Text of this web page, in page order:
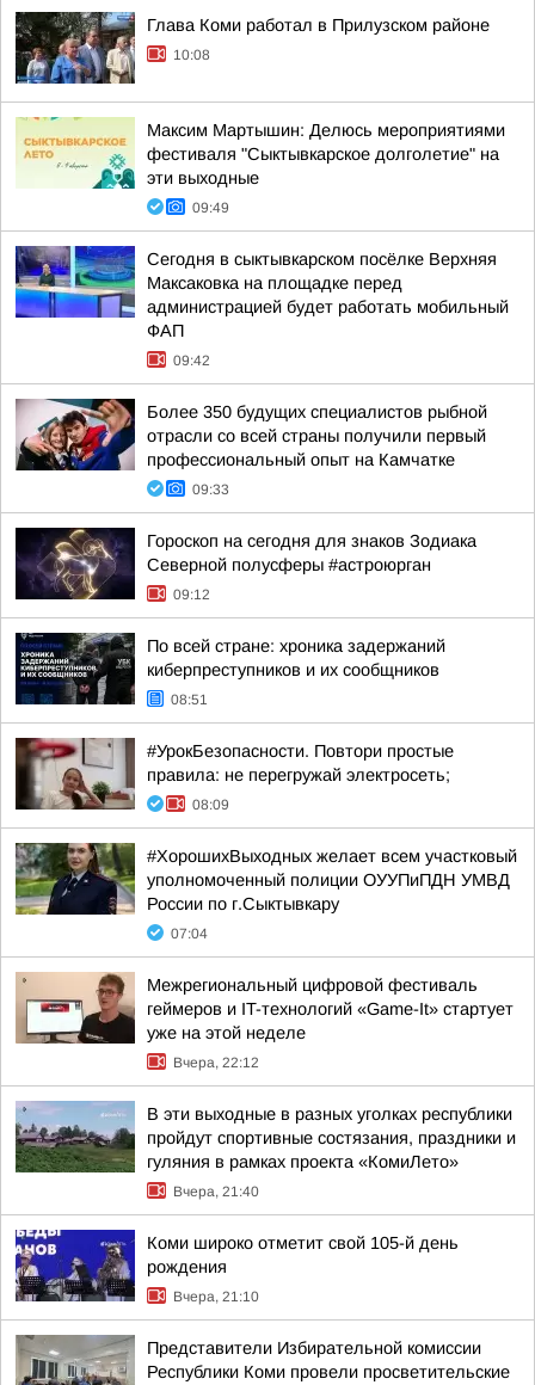
Глава Коми работал в Прилузском районе
10:08
Максим Мартышин: Делюсь мероприятиями
фестиваля "Сыктывкарское долголетие" на
эти выходные
09:49
Сегодня в сыктывкарском посёлке Верхняя
Максаковка на площадке перед
администрацией будет работать мобильный
ФАП
09:42
Более 350 будущих специалистов рыбной
отрасли со всей страны получили первый
профессиональный опыт на Камчатке
09:33
Гороскоп на сегодня для знаков Зодиака
Северной полусферы #астроюрган
09:12
По всей стране: хроника задержаний
киберпреступников и их сообщников
08:51
#УрокБезопасности. Повтори простые
правила: не перегружай электросеть;
08:09
#ХорошихВыходных желает всем участковый
уполномоченный полиции ОУУПиПДН УМВД
России по г.Сыктывкару
07:04
Межрегиональный цифровой фестиваль
геймеров и IT-технологий «Game-It» стартует
уже на этой неделе
Вчера, 22:12
В эти выходные в разных уголках республики
пройдут спортивные состязания, праздники и
гуляния в рамках проекта «КомиЛето»
Вчера, 21:40
Коми широко отметит свой 105-й день
рождения
Вчера, 21:10
Представители Избирательной комиссии
Республики Коми провели просветительские